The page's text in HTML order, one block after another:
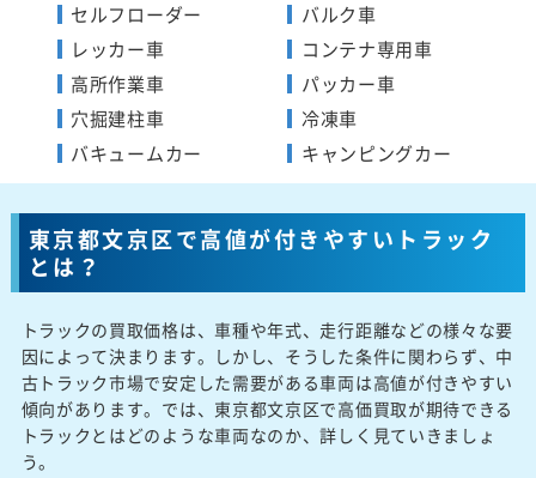
セルフローダー
レッカー車
高所作業車
穴掘建柱車
バキュームカー
バルク車
コンテナ専用車
パッカー車
冷凍車
キャンピングカー
東京都文京区で高値が付きやすいトラック
とは？
トラックの買取価格は、車種や年式、走行距離などの様々な要
因によって決まります。しかし、そうした条件に関わらず、中
古トラック市場で安定した需要がある車両は高値が付きやすい
傾向があります。では、東京都文京区で高価買取が期待できる
トラックとはどのような車両なのか、詳しく見ていきましょ
う。